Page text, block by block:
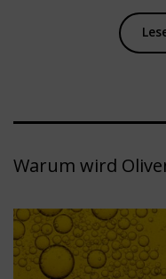
Warum wird